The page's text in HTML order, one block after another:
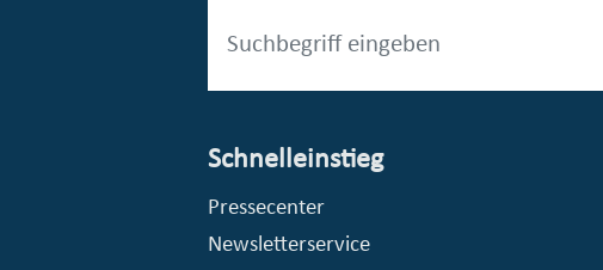
Schnelleinstieg
Pressecenter
Newsletterservice
© Stadt Essen, Presse- und Kommunikationsamt